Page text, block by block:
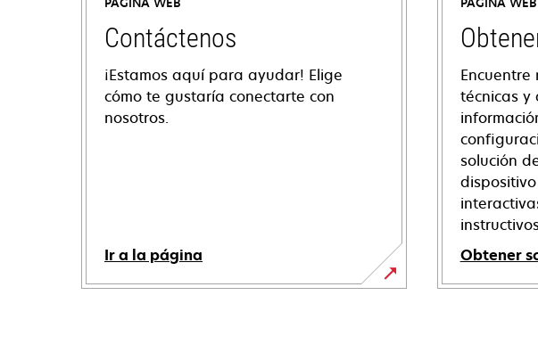
Contáctenos
¡Estamos aquí para ayudar! Elige
cómo te gustaría conectarte con
nosotros.
Ir a la página
técnicas y
solución
Obtener
se